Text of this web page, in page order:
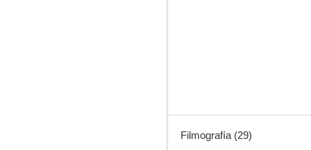
Filmografía (29)